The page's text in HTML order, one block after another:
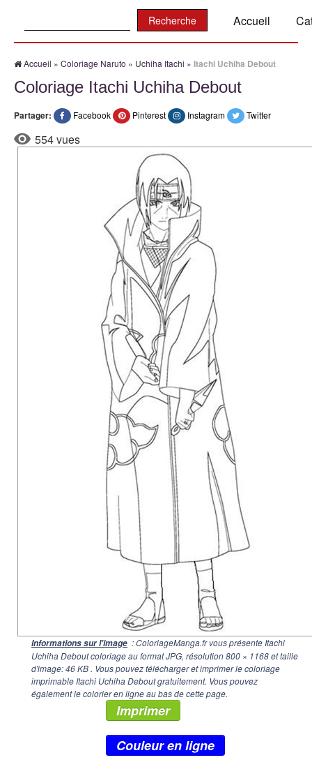
Accueil
Accueil » Coloriage Naruto » Uchiha Itachi » Itachi Uchiha Debout
Coloriage Itachi Uchiha Debout
Partager: Facebook Pinterest Instagram Twitter
554 vues
Informations sur l'image : ColoriageManga.fr vous présente Itachi
Uchiha Debout coloriage au format JPG, résolution800 × 1168et taille
d'image: 46 KB . Vous pouvez télécharger et imprimer le coloriage
imprimable Itachi Uchiha Debout gratuitement. Vous pouvez
également le colorier en ligne au bas de cette page.
Imprimer
Couleur en ligne